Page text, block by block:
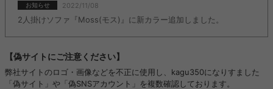
お知らせ 2022/11/08
2人掛けソファ『Moss(モス)』に新カラー追加しました。
【偽サイトにご注意ください】
弊社サイトのロゴ・画像などを不正に使用し、kagu350になりすました
「偽サイト」や「偽SNSアカウント」を複数確認しております。